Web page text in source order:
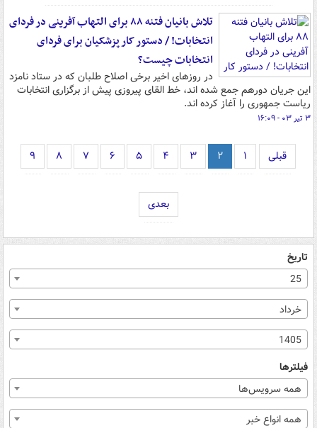
تلاش بانیان فتنه ۸۸ برای التهاب آفرینی در فردای
انتخابات! / دستور کار پزشکیان برای فردای
انتخابات چیست؟
در روزهای اخیر برخی اصلاح طلبان که در ستاد نامزد
این جریان دورهم جمع شده اند، خط القای پیروزی پیش از برگزاری انتخابات
ریاست جمهوری را آغاز کرده اند.
۳ تیر ۰۳ - ۱۶:۰۹
قبلی ۱ ۲ ۳ ۴ ۵ ۶ ۷ ۸ ۹
بعدی
تاریخ
25
خرداد
1405
فیلترها
همه سرویس‌ها
همه انواع خبر